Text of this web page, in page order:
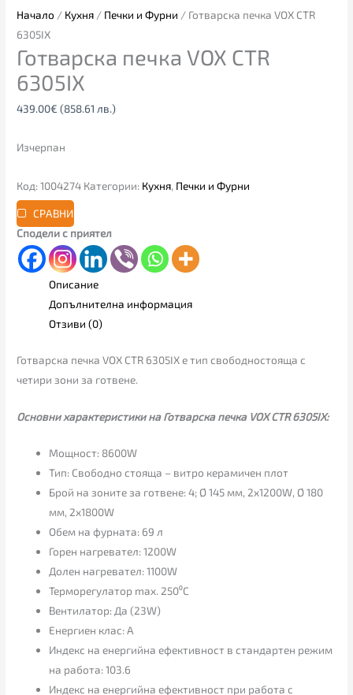
Начало / Кухня / Печки и Фурни / Готварска печка VOX CTR
6305IX
Готварска печка VOX CTR
6305IX
439.00€ (858.61 лв.)
Изчерпан
Код:1004274 Категории: Кухня, Печки и Фурни
СРАВНИ
Сподели с приятел
Описание
Допълнителна информация
Отзиви (0)
Готварска печка VOX CTR 6305IX е тип свободностояща с
четири зони за готвене.
Основни характеристики на Готварска печка VOX CTR 6305IX:
Мощност: 8600W
Тип: Свободно стояща – витро керамичен плот
Брой на зоните за готвене: 4; Ø 145 мм, 2x1200W, Ø 180
мм, 2x1800W
Обем на фурната: 69 л
Горен нагревател: 1200W
Долен нагревател: 1100W
Терморегулатор max. 250⁰C
Вентилатор: Да (23W)
Енергиен клас: A
Индекс на енергийна ефективност в стандартен режим
на работа: 103.6
Индекс на енергийна ефективност при работа с